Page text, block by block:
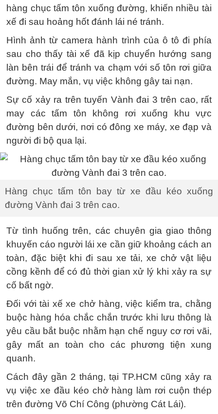
hàng chục tấm tôn xuống đường, khiến nhiều tài
xế đi sau hoảng hốt đánh lái né tránh.
Hình ảnh từ camera hành trình của ô tô đi phía
sau cho thấy tài xế đã kịp chuyển hướng sang
làn bên trái để tránh va chạm với số tôn rơi giữa
đường. May mắn, vụ việc không gây tai nạn.
Sự cố xảy ra trên tuyến Vành đai 3 trên cao, rất
may các tấm tôn không rơi xuống khu vực
đường bên dưới, nơi có đông xe máy, xe đạp và
người đi bộ qua lại.
Hàng chục tấm tôn bay từ xe đầu kéo xuống
đường Vành đai 3 trên cao.
Từ tình huống trên, các chuyên gia giao thông
khuyến cáo người lái xe cần giữ khoảng cách an
toàn, đặc biệt khi đi sau xe tải, xe chở vật liệu
cồng kềnh để có đủ thời gian xử lý khi xảy ra sự
cố bất ngờ.
Đối với tài xế xe chở hàng, việc kiểm tra, chằng
buộc hàng hóa chắc chắn trước khi lưu thông là
yêu cầu bắt buộc nhằm hạn chế nguy cơ rơi vãi,
gây mất an toàn cho các phương tiện xung
quanh.
Cách đây gần 2 tháng, tại TP.HCM cũng xảy ra
vụ việc xe đầu kéo chở hàng làm rơi cuộn thép
trên đường Võ Chí Công (phường Cát Lái).